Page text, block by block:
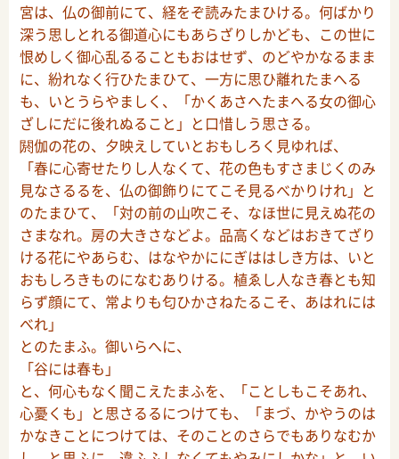
宮は、仏の御前にて、経をぞ読みたまひける。何ばかり
深う思しとれる御道心にもあらざりしかども、この世に
恨めしく御心乱るることもおはせず、のどやかなるまま
に、紛れなく行ひたまひて、一方に思ひ離れたまへる
も、いとうらやましく、「かくあさへたまへる女の御心
ざしにだに後れぬること」と口惜しう思さる。
閼伽の花の、夕映えしていとおもしろく見ゆれば、
「春に心寄せたりし人なくて、花の色もすさまじくのみ
見なさるるを、仏の御飾りにてこそ見るべかりけれ」と
のたまひて、「対の前の山吹こそ、なほ世に見えぬ花の
さまなれ。房の大きさなどよ。品高くなどはおきてざり
ける花にやあらむ、はなやかににぎははしき方は、いと
おもしろきものになむありける。植ゑし人なき春とも知
らず顔にて、常よりも匂ひかさねたるこそ、あはれには
べれ」
とのたまふ。御いらへに、
「谷には春も」
と、何心もなく聞こえたまふを、「ことしもこそあれ、
心憂くも」と思さるるにつけても、「まづ、かやうのは
かなきことにつけては、そのことのさらでもありなむか